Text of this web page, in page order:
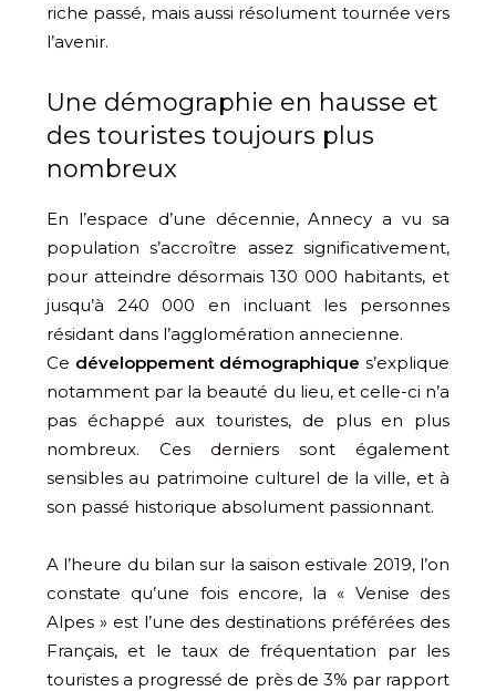
riche passé, mais aussi résolument tournée vers
l’avenir.
Une démographie en hausse et
des touristes toujours plus
nombreux
En l’espace d’une décennie, Annecy a vu sa
population s’accroître assez significativement,
pour atteindre désormais 130 000 habitants, et
jusqu’à 240 000 en incluant les personnes
résidant dans l’agglomération annecienne.
Ce développement démographique s’explique
notamment par la beauté du lieu, et celle-ci n’a
pas échappé aux touristes, de plus en plus
nombreux. Ces derniers sont également
sensibles au patrimoine culturel de la ville, et à
son passé historique absolument passionnant.
A l’heure du bilan sur la saison estivale 2019, l’on
constate qu’une fois encore, la « Venise des
Alpes » est l’une des destinations préférées des
Français, et le taux de fréquentation par les
touristes a progressé de près de 3% par rapport